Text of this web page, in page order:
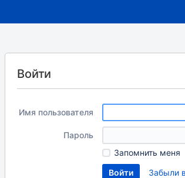
Войти
Имя пользователя
Пароль
Запомнить меня
Забыли